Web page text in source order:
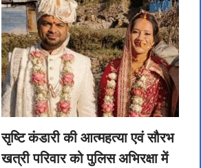
सृष्टि कंडारी की आत्महत्या एवं सौरभ
खत्री परिवार को पुलिस अभिरक्षा में